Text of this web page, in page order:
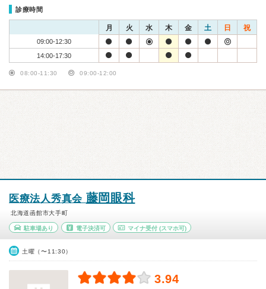
診療時間
月 火 水 木 金 土 日 祝
09:00-12:30
14:00-17:30
08:00-11:30 09:00-12:00
医療法人秀真会 藤岡眼科
北海道函館市大手町
駐車場あり 電子決済可 マイナ受付 (スマホ可)
土曜（〜11:30）
3.94